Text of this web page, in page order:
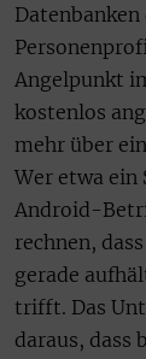
Angelpunkt
kostenlos
mehr über
Wer etwa
Android-
rechnen,
gerade
trifft. Das
daraus, dass